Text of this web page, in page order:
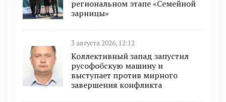
региональном этапе «Семейной
зарницы»
3 августа 2026, 12:12
Коллективный запад запустил
русофобскую машину и
выступает против мирного
завершения конфликта